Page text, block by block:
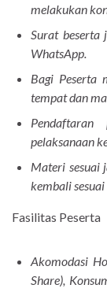
melakukan
Surat
WhatsApp.
Bagi Peserta
tempat dan
pelaksanaan
Materi sesuai
kembali
Fasilitas Peserta
Akomodasi
Share),